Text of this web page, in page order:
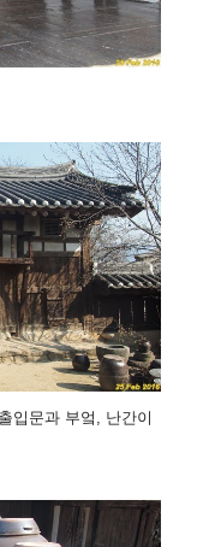
입문과 부엌, 난간이